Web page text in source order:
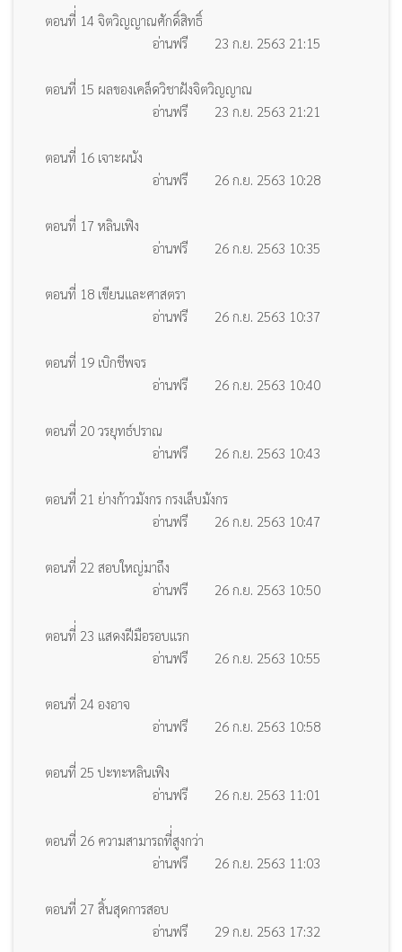
ตอนที่่ 14 จิตวิญญาณศักดิ์สิทธิ์
อ่านฟรี
23 ก.ย. 2563 21:15
ตอนที่ 15 ผลของเคล็ดวิชาฝังจิตวิญญาณ
อ่านฟรี
23 ก.ย. 2563 21:21
ตอนที่ 16 เจาะผนัง
อ่านฟรี
26 ก.ย. 2563 10:28
ตอนที่ 17 หลินเฟิง
อ่านฟรี
26 ก.ย. 2563 10:35
ตอนที่ 18 เขียนและศาสตรา
อ่านฟรี
26 ก.ย. 2563 10:37
ตอนที่ 19 เบิกชีพจร
อ่านฟรี
26 ก.ย. 2563 10:40
ตอนที่ 20 วรยุทธ์ปราณ
อ่านฟรี
26 ก.ย. 2563 10:43
ตอนที่ 21 ย่างก้าวมังกร กรงเล็บมังกร
อ่านฟรี
26 ก.ย. 2563 10:47
ตอนที่ 22 สอบใหญ่มาถึง
อ่านฟรี
26 ก.ย. 2563 10:50
ตอนที่่ 23 แสดงฝีมือรอบแรก
อ่านฟรี
26 ก.ย. 2563 10:55
ตอนที่ 24 องอาจ
อ่านฟรี
26 ก.ย. 2563 10:58
ตอนที่ 25 ปะทะหลินเฟิง
อ่านฟรี
26 ก.ย. 2563 11:01
ตอนที่ 26 ความสามารถที่่สูงกว่า
อ่านฟรี
26 ก.ย. 2563 11:03
ตอนที่ 27 สิ้นสุดการสอบ
อ่านฟรี
29 ก.ย. 2563 17:32